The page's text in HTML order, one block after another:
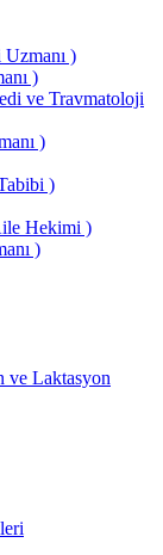
)
)
ve Travmatoloji
)
)
Hekimi )
)
ve Laktasyon